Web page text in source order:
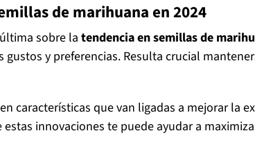
de marihuana en 2024
sobre la tendencia en semillas de
y preferencias. Resulta crucial
características que van ligadas a mejorar
innovaciones te puede ayudar a